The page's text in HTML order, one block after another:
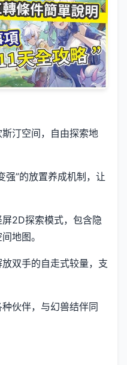
汀空间，自由探索地
强”的放置养成机制，让
2D探索模式，包含隐
地图。
双手的自走式较量，支
伙伴，与幻兽结伴同